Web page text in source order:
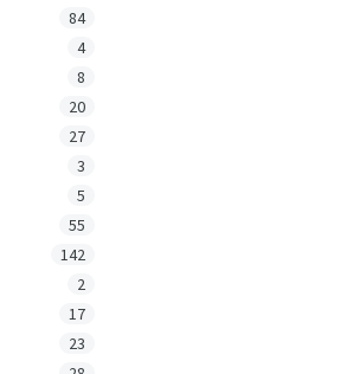
84
4
8
20
27
3
5
55
142
2
17
23